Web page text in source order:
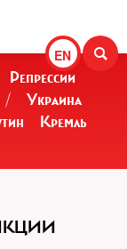
EN
Репрессии
/
Украина
Кремль